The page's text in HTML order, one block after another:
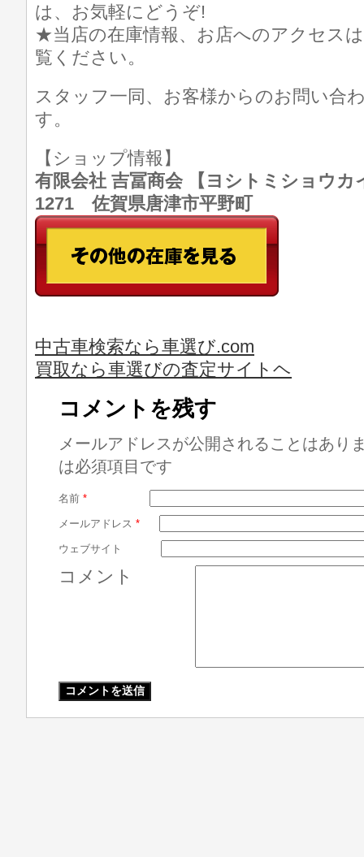
は、お気軽にどうぞ!
★当店の在庫情報、お店へのアクセス
覧ください。
スタッフ一同、お客様からのお問い合
す。
【ショップ情報】
有限会社 吉冨商会 【ヨシトミショウ
1271 佐賀県唐津市平野町
中古車検索なら車選び.com
買取なら車選びの査定サイトヘ
コメントを残す
メールアドレスが公開されることはあり
は必須項目です
名前 *
メールアドレス *
ウェブサイト
コメント